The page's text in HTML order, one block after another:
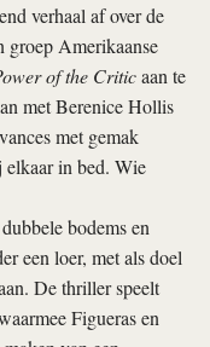
verhaal af over de
groep Amerikaanse
of the Criticaan te
met Berenice Hollis
met gemak
elkaar in bed. Wie
bodems en
een loer, met als doel
De thriller speelt
Figueras en